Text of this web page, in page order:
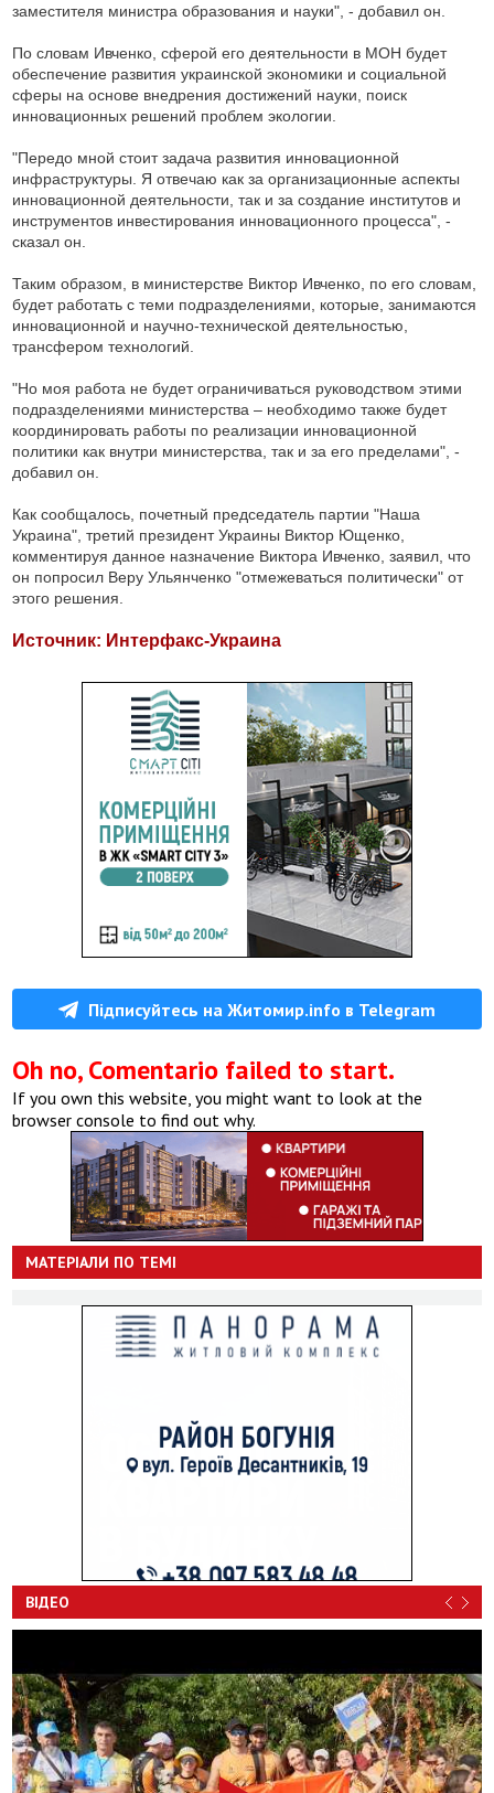
заместителя министра образования и науки", - добавил он.
По словам Ивченко, сферой его деятельности в МОН будет
обеспечение развития украинской экономики и социальной
сферы на основе внедрения достижений науки, поиск
инновационных решений проблем экологии.
"Передо мной стоит задача развития инновационной
инфраструктуры. Я отвечаю как за организационные аспекты
инновационной деятельности, так и за создание институтов и
инструментов инвестирования инновационного процесса", -
сказал он.
Таким образом, в министерстве Виктор Ивченко, по его словам,
будет работать с теми подразделениями, которые, занимаются
инновационной и научно-технической деятельностью,
трансфером технологий.
"Но моя работа не будет ограничиваться руководством этими
подразделениями министерства – необходимо также будет
координировать работы по реализации инновационной
политики как внутри министерства, так и за его пределами", -
добавил он.
Как сообщалось, почетный председатель партии "Наша
Украина", третий президент Украины Виктор Ющенко,
комментируя данное назначение Виктора Ивченко, заявил, что
он попросил Веру Ульянченко "отмежеваться политически" от
этого решения.
Источник: Интерфакс-Украина
Підписуйтесь на Житомир.info в Telegram
Oh no, Comentario failed to start.
If you own this website, you might want to look at the
browser console to find out why.
МАТЕРІАЛИ ПО ТЕМІ
ВІДЕО